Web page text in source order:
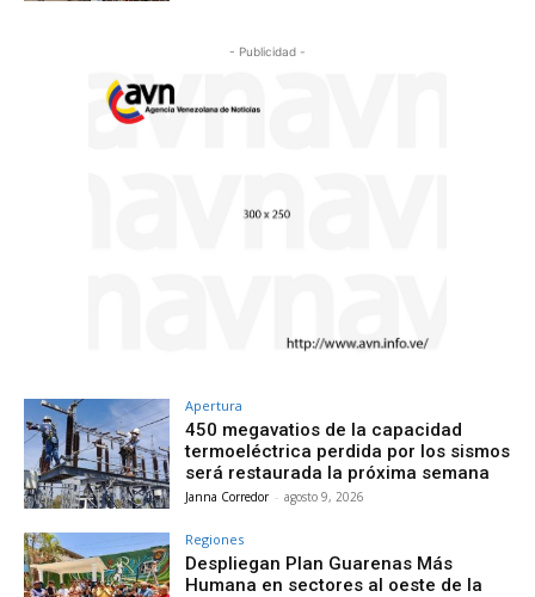
- Publicidad -
Apertura
450 megavatios de la capacidad
termoeléctrica perdida por los sismos
será restaurada la próxima semana
Janna Corredor - agosto 9, 2026
Regiones
Despliegan Plan Guarenas Más
Humana en sectores al oeste de la